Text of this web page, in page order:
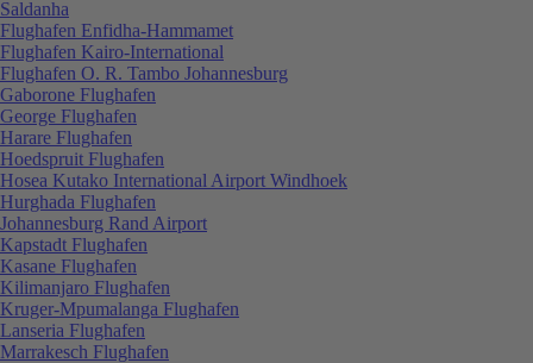
Saldanha
Flughafen Enfidha-Hammamet
Flughafen Kairo-International
Flughafen O. R. Tambo Johannesburg
Gaborone Flughafen
George Flughafen
Harare Flughafen
Hoedspruit Flughafen
Hosea Kutako International Airport Windhoek
Hurghada Flughafen
Johannesburg Rand Airport
Kapstadt Flughafen
Kasane Flughafen
Kilimanjaro Flughafen
Kruger-Mpumalanga Flughafen
Lanseria Flughafen
Marrakesch Flughafen